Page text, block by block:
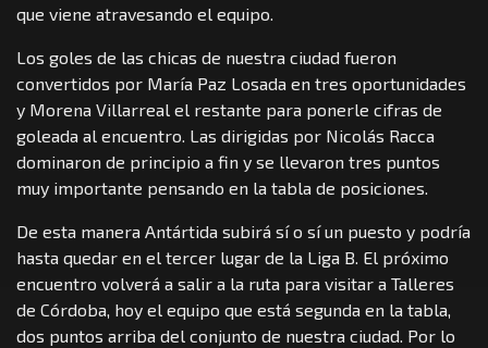
que viene atravesando el equipo.
Los goles de las chicas de nuestra ciudad fueron
convertidos por María Paz Losada en tres oportunidades
y Morena Villarreal el restante para ponerle cifras de
goleada al encuentro. Las dirigidas por Nicolás Racca
dominaron de principio a fin y se llevaron tres puntos
muy importante pensando en la tabla de posiciones.
De esta manera Antártida subirá sí o sí un puesto y podría
hasta quedar en el tercer lugar de la Liga B. El próximo
encuentro volverá a salir a la ruta para visitar a Talleres
de Córdoba, hoy el equipo que está segunda en la tabla,
dos puntos arriba del conjunto de nuestra ciudad. Por lo